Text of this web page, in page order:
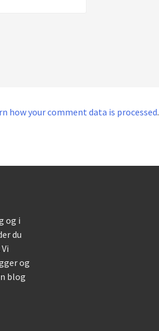
how your comment data is processed.
og i
du
og
blog